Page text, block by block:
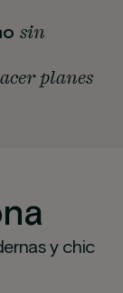
sin
planes
y chic